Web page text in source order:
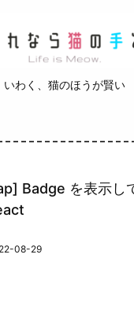
いわく、猫のほうが賢い
Badge を表示し
08-29